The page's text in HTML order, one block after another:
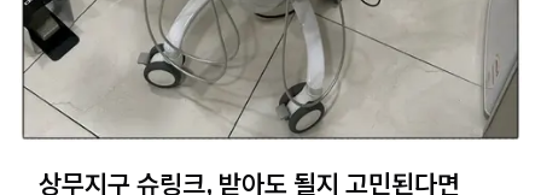
상무지구 슈링크, 받아도 될지 고민된다면